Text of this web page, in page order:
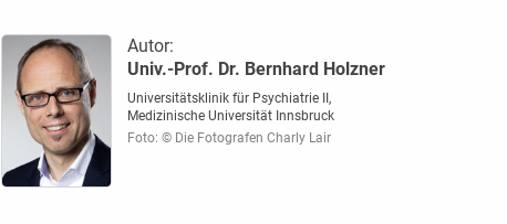
Autor:
Univ.-Prof. Dr. Bernhard Holzner
Universitätsklinik für Psychiatrie II,
Medizinische Universität Innsbruck
Foto: © Die Fotografen Charly Lair